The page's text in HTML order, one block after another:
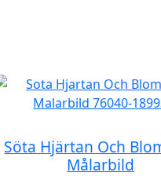
Söta Hjärtan Och
Målarbild